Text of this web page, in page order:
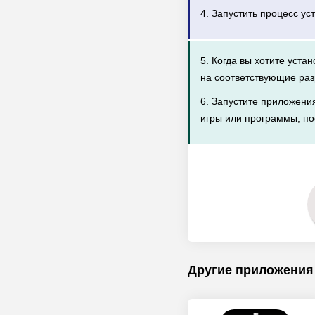
4. Запустить процесс
5. Когда вы хотите
на соответствующие
6. Запустите
игры или программы,
Другие приложения